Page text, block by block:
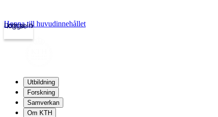
kth.se
Logga in
Hoppa till huvudinnehållet
Utbildning
Forskning
Samverkan
Om KTH